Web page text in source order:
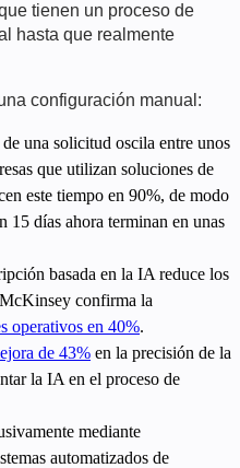
tienen un proceso de
hasta que realmente
configuración manual:
una solicitud oscila entre unos
que utilizan soluciones de
este tiempo en 90%, de modo
15 días ahora terminan en unas
basada en la IA reduce los
confirma la
operativos en 40%.
de 43% en la precisión de la
la IA en el proceso de
mediante
automatizados de